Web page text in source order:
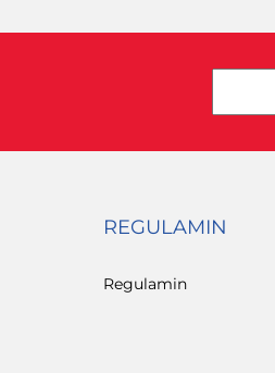
REGULAMIN
Regulamin